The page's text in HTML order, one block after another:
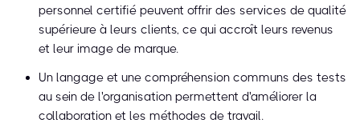
personnel certifié peuvent offrir des services de qualité
supérieure à leurs clients, ce qui accroît leurs revenus
et leur image de marque.
Un langage et une compréhension communs des tests
au sein de l'organisation permettent d'améliorer la
collaboration et les méthodes de travail.